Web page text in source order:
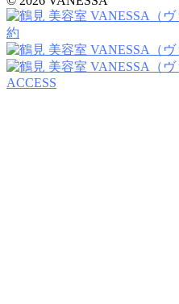
約
ACCESS